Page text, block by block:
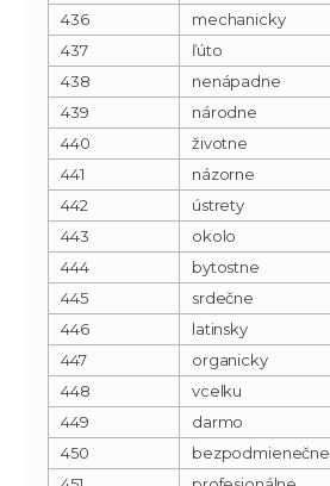
436 mechanicky
437
ľúto
438
nenápadne
439
národne
440
životne
441
názorne
442
ústrety
443
okolo
444
bytostne
445
srdečne
446
latinsky
447
organicky
448
vcelku
449
darmo
450
bezpodmienečne